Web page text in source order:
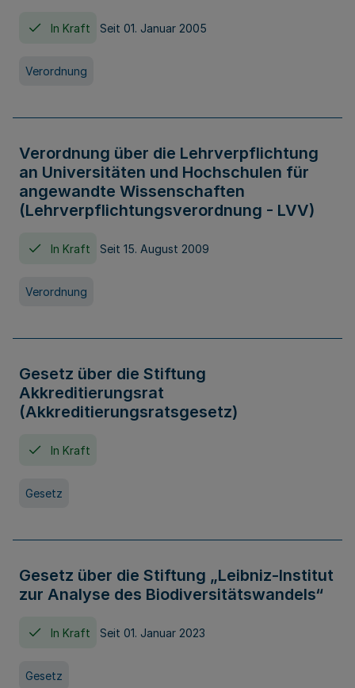
In Kraft Seit 01. Januar 2005
Verordnung
Verordnung über die Lehrverpflichtung
an Universitäten und Hochschulen für
angewandte Wissenschaften
(Lehrverpflichtungsverordnung - LVV)
In Kraft Seit 15. August 2009
Verordnung
Gesetz über die Stiftung
Akkreditierungsrat
(Akkreditierungsratsgesetz)
In Kraft
Gesetz
Gesetz über die Stiftung „Leibniz-Institut
zur Analyse des Biodiversitätswandels“
In Kraft Seit 01. Januar 2023
Gesetz